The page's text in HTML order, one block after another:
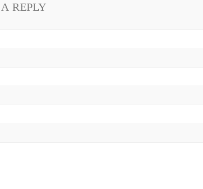
REPLY